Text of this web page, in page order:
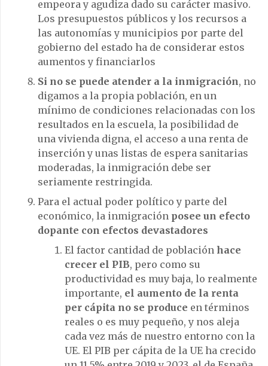
empeora y agudiza dado su carácter masivo.
Los presupuestos públicos y los recursos a
las autonomías y municipios por parte del
gobierno del estado ha de considerar estos
aumentos y financiarlos
Si no se puede atender a la inmigración, no
digamos a la propia población, en un
mínimo de condiciones relacionadas con los
resultados en la escuela, la posibilidad de
una vivienda digna, el acceso a una renta de
inserción y unas listas de espera sanitarias
moderadas, la inmigración debe ser
seriamente restringida.
Para el actual poder político y parte del
económico, la inmigración posee un efecto
dopante con efectos devastadores
El factor cantidad de población hace
crecer el PIB, pero como su
productividad es muy baja, lo realmente
importante, el aumento de la renta
per cápita no se produce en términos
reales o es muy pequeño, y nos aleja
cada vez más de nuestro entorno con la
UE. El PIB per cápita de la UE ha crecido